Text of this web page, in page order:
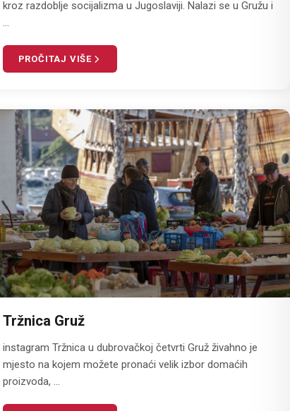
kroz razdoblje socijalizma u Jugoslaviji. Nalazi se u Gružu i
...
PROČITAJ VIŠE
Tržnica Gruž
instagram Tržnica u dubrovačkoj četvrti Gruž živahno je
mjesto na kojem možete pronaći velik izbor domaćih
proizvoda, ...